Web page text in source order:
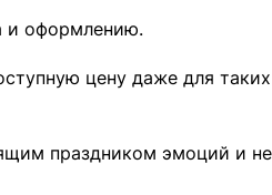
и оформлению.
цену даже для
праздником эмоций и